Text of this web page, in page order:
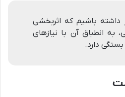
باشیم که اثربخشی
انطباق آن با نیازهای
دارد.